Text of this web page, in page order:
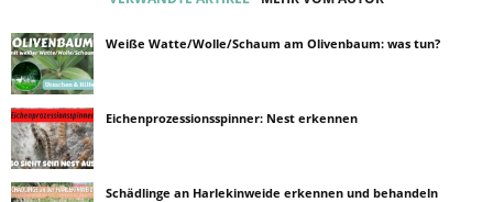
Weiße Watte/Wolle/Schaum am Olivenbaum: was tun?
Eichenprozessionsspinner: Nest erkennen
Schädlinge an Harlekinweide erkennen und behandeln